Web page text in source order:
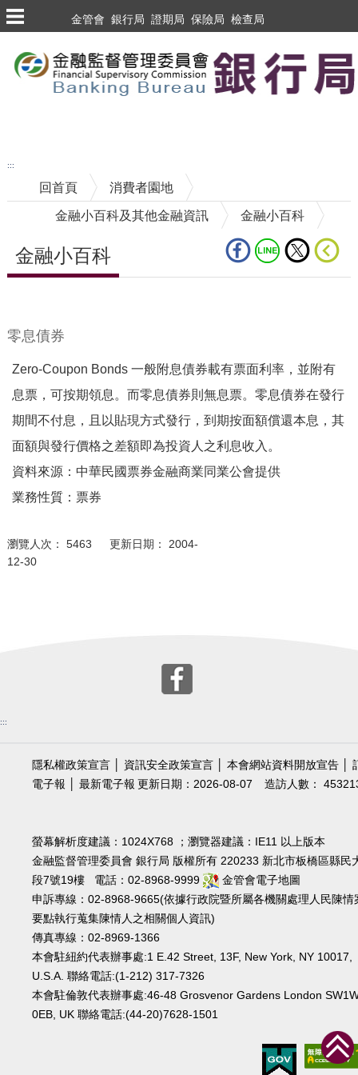
跳到主要內容區塊
金管會 銀行局 證期局 保險局 檢查局
:::
回首頁 消費者園地
金融小百科及其他金融資訊 金融小百科
金融小百科
零息債券
Zero-Coupon Bonds 一般附息債券載有票面利率，並附有
息票，可按期領息。而零息債券則無息票。零息債券在發行
期間不付息，且以貼現方式發行，到期按面額償還本息，其
面額與發行價格之差額即為投資人之利息收入。
資料來源：中華民國票券金融商業同業公會提供
業務性質：票券
瀏覽人次： 5463 更新日期： 2004-
12-30
:::
隱私權政策宣言 資訊安全政策宣言 本會網站資料開放宣告
電子報
最新電子報 造訪人數：
更新日期：2026-08-07
螢幕解析度建議：1024X768 ；瀏覽器建議：IE11 以上版本
金融監督管理委員會 銀行局 版權所有 220233 新北市板橋區縣民
段7號19樓 電話：02-8968-9999
金管會電子地圖
申訴專線：02-8968-9665(依據行政院暨所屬各機關處理人民陳情
要點執行蒐集陳情人之相關個人資訊)
傳真專線：02-8969-1366
本會駐紐約代表辦事處:1 E.42 Street, 13F, New York, NY 10017,
U.S.A. 聯絡電話:(1-212) 317-7326
本會駐倫敦代表辦事處:46-48 Grosvenor Gardens London
0EB, UK 聯絡電話:(44-20)7628-1501